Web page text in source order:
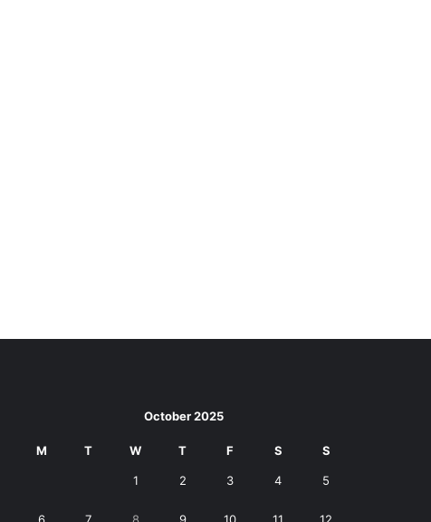
October 2025
M T W T F S S
1 2 3 4 5
6 7 8 9 10 11 12